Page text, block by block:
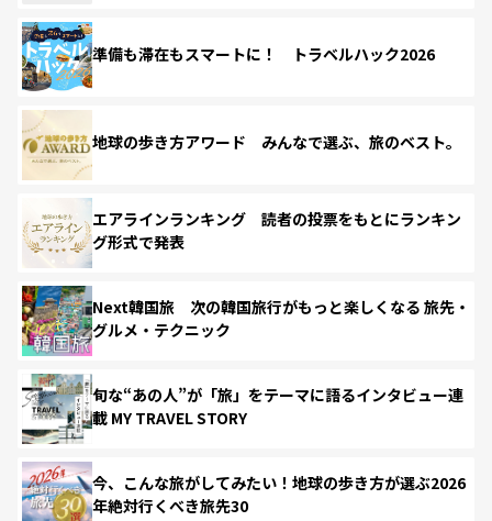
準備も滞在もスマートに！ トラベルハック2026
地球の歩き方アワード みんなで選ぶ、旅のベスト。
エアラインランキング 読者の投票をもとにランキン
グ形式で発表
Next韓国旅 次の韓国旅行がもっと楽しくなる 旅先・
グルメ・テクニック
旬な“あの人”が「旅」をテーマに語るインタビュー連
載 MY TRAVEL STORY
今、こんな旅がしてみたい！地球の歩き方が選ぶ2026
年絶対行くべき旅先30